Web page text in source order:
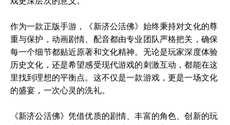
作为一款正版手游，《新济公活佛》始终秉持对文化的尊
重与保护，动画剧情、配音都由专业团队严格把关，确保
每一个细节都贴近原著和文化精神。无论是玩家深度体验
历史文化，还是希望感受现代游戏的刺激互动，都能在这
里找到理想的平衡点。这不仅是一款游戏，更是一场文化
的盛宴，一次心灵的洗礼。
《新济公活佛》凭借优质的剧情、丰富的角色、创新的玩